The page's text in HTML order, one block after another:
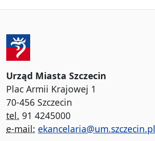
Urząd Miasta Szczecin
Plac Armii Krajowej 1
70-456 Szczecin
tel. 91 4245000
e-mail: ekancelaria@um.szczecin.pl